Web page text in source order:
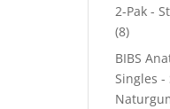
2-Pak -
(8)
BIBS
Singles -